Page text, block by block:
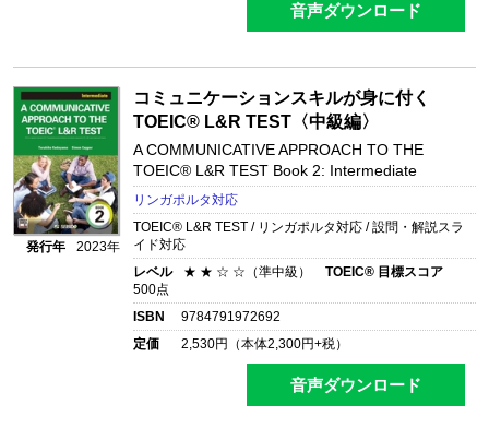
音声ダウンロード
発行年 2023年
コミュニケーションスキルが身に付く
TOEIC® L&R TEST〈中級編〉
A COMMUNICATIVE APPROACH TO THE
TOEIC® L&R TEST Book 2: Intermediate
リンガポルタ対応
TOEIC® L&R TEST / リンガポルタ対応 / 設問・解説スラ
イド対応
レベル
★ ★ ☆ ☆（準中級）
TOEIC® 目標スコア
500点
ISBN
9784791972692
定価
2,530円（本体2,300円+税）
音声ダウンロード